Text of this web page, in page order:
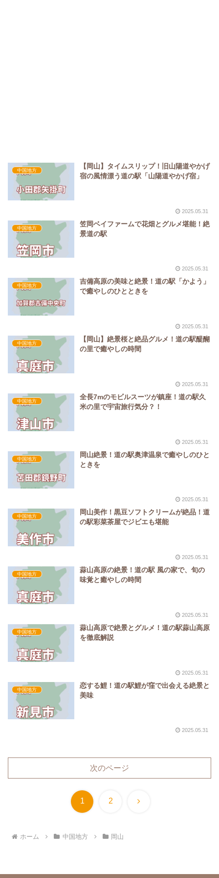
中国地方
【岡山】タイムスリップ！旧山陽道やかげ
宿の風情漂う道の駅「山陽道やかげ宿」
2025.05.31
中国地方
笠岡ベイファームで花畑とグルメ堪能！絶
景道の駅
2025.05.31
中国地方
吉備高原の美味と絶景！道の駅「かよう」
で癒やしのひとときを
2025.05.31
中国地方
【岡山】絶景桜と絶品グルメ！道の駅醍醐
の里で癒やしの時間
2025.05.31
中国地方
全長7mのモビルスーツが鎮座！道の駅久
米の里で宇宙旅行気分？！
2025.05.31
中国地方
岡山絶景！道の駅奥津温泉で癒やしのひと
ときを
2025.05.31
中国地方
岡山美作！黒豆ソフトクリームが絶品！道
の駅彩菜茶屋でジビエも堪能
2025.05.31
中国地方
蒜山高原の絶景！道の駅 風の家で、旬の
味覚と癒やしの時間
2025.05.31
中国地方
蒜山高原で絶景とグルメ！道の駅蒜山高原
を徹底解説
2025.05.31
中国地方
恋する鯉！道の駅鯉が窪で出会える絶景と
美味
2025.05.31
次のページ
1 2 次
ホーム 中国地方 岡山